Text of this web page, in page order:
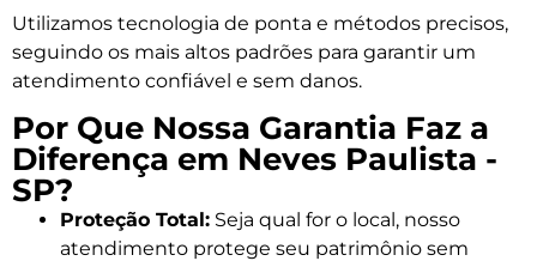
Utilizamos tecnologia de ponta e métodos precisos,
seguindo os mais altos padrões para garantir um
atendimento confiável e sem danos.
Por Que Nossa Garantia Faz a
Diferença em Neves Paulista -
SP?
Proteção Total: Seja qual for o local, nosso
atendimento protege seu patrimônio sem